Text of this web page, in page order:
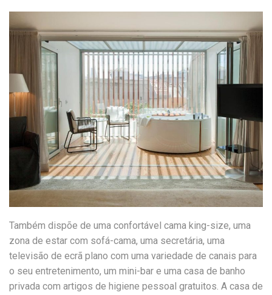
Também dispõe de uma confortável cama king-size, uma
zona de estar com sofá-cama, uma secretária, uma
televisão de ecrã plano com uma variedade de canais para
o seu entretenimento, um mini-bar e uma casa de banho
privada com artigos de higiene pessoal gratuitos. A casa de